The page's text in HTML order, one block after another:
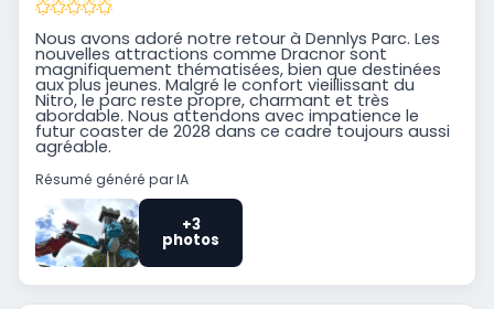
Nous avons adoré notre retour à Dennlys Parc. Les
nouvelles attractions comme Dracnor sont
magnifiquement thématisées, bien que destinées
aux plus jeunes. Malgré le confort vieillissant du
Nitro, le parc reste propre, charmant et très
abordable. Nous attendons avec impatience le
futur coaster de 2028 dans ce cadre toujours aussi
agréable.
Résumé généré par IA
+3
photos